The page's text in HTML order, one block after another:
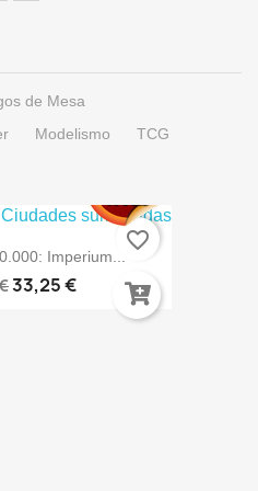
de Mesa
Modelismo
TCG
Imperium...
33,25 €
favorite_border